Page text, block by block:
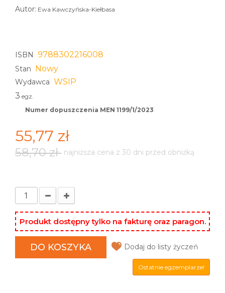
Autor: Ewa Kawczyńska-Kiełbasa
ISBN 9788302216008
Stan Nowy
Wydawca WSIP
3 egz.
Numer dopuszczenia MEN 1199/1/2023
55,77 zł
58,70 zł najniższa cena z 30 dni przed obniżką
Produkt dostępny tylko na fakturę oraz paragon.
DO KOSZYKA Dodaj do listy życzeń
Ostatnie egzemplarze!